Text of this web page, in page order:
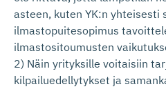
asteen, kuten YK:n yhteisesti
ilmastopuitesopimus
ilmastositoumusten
2) Näin yrityksille voitaisiin
kilpailuedellytykset ja